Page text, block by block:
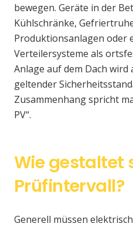
bewegen. Geräte in der
Kühlschränke,
Produktionsanlagen oder
Verteilersysteme als
Anlage auf dem Dach
geltender
Zusammenhang spricht
PV“.
Wie gestaltet
Prüfintervall?
Generell müssen